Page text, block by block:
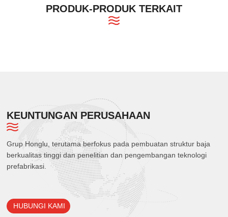
PRODUK-PRODUK TERKAIT
KEUNTUNGAN PERUSAHAAN
Grup Honglu, terutama berfokus pada pembuatan struktur baja
berkualitas tinggi dan penelitian dan pengembangan teknologi
prefabrikasi.
HUBUNGI KAMI